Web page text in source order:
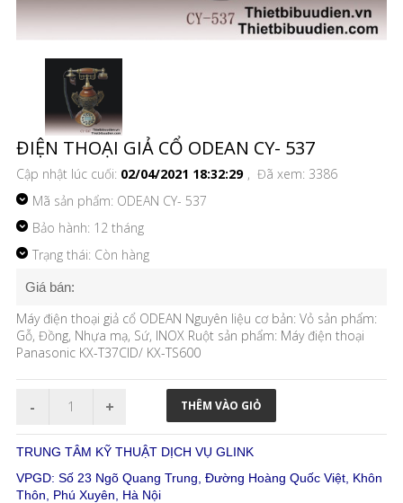
ĐIỆN THOẠI GIẢ CỔ ODEAN CY- 537
Cập nhật lúc cuối: 02/04/2021 18:32:29 , Đã xem: 3386
Mã sản phẩm: ODEAN CY- 537
Bảo hành: 12 tháng
Trạng thái: Còn hàng
Giá bán:
Máy điện thoại giả cổ ODEAN Nguyên liệu cơ bản: Vỏ sản phẩm:
Gỗ, Đồng, Nhựa mạ, Sứ, INOX Ruột sản phẩm: Máy điện thoại
Panasonic KX-T37CID/ KX-TS600
TRUNG TÂM KỸ THUẬT DỊCH VỤ GLINK
VPGD: Số 23 Ngõ Quang Trung, Đường Hoàng Quốc Việt, Khôn
Thôn, Phú Xuyên, Hà Nội